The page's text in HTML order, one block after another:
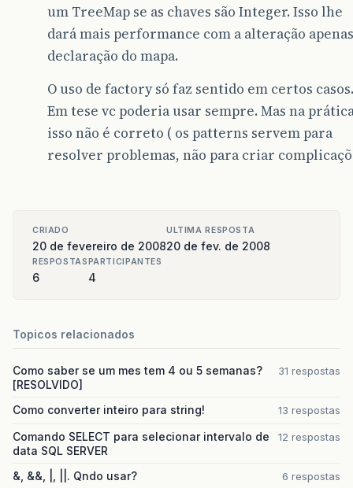
um TreeMap se as chaves são Integer. Isso lhe
dará mais performance com a alteração
declaração do mapa.
O uso de factory só faz sentido em certos casos.
Em tese vc poderia usar sempre. Mas na
isso não é correto ( os patterns servem para
resolver problemas, não para criar
CRIADO
20 de fevereiro de 2008
ULTIMA RESPOSTA
20 de fev. de 2008
RESPOSTAS
6
PARTICIPANTES
4
Topicos relacionados
Como saber se um mes tem 4 ou 5 semanas?
[RESOLVIDO]
31 respostas
Como converter inteiro para string! 13 respostas
Comando SELECT para selecionar intervalo de
data SQL SERVER
12 respostas
&, &&, |, ||. Qndo usar? 6 respostas